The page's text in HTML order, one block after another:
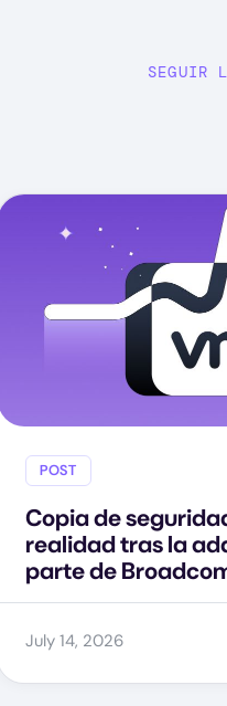
SEGUIR
POST
Copia de
realidad tras la
parte de
July 14, 2026